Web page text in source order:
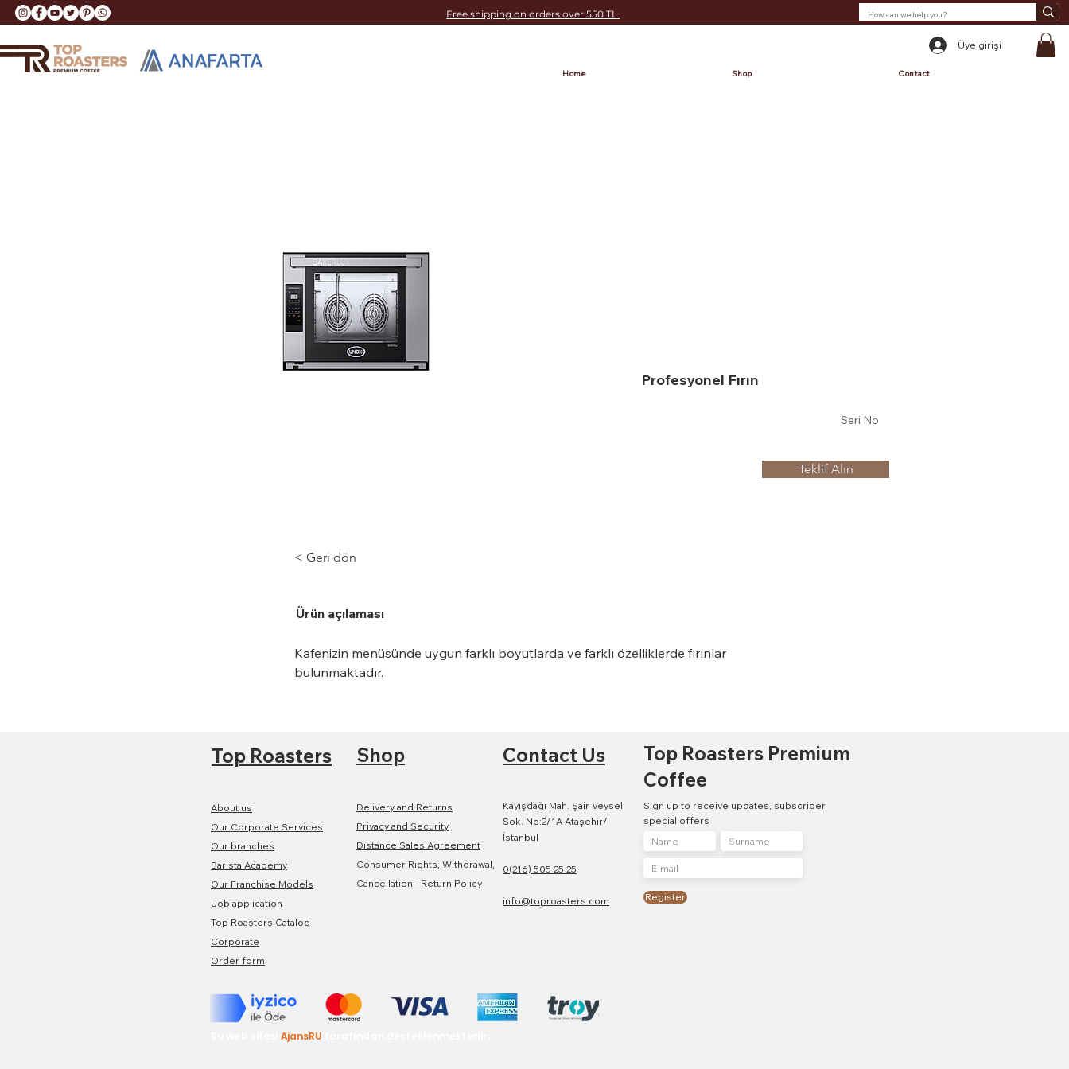
Free shipping on orders over 550 TL
Üye girişi
Home Shop Contact
Profesyonel Fırın
Seri No
Teklif Alın
< Geri dön
Ürün açılaması
Kafenizin menüsünde uygun farklı boyutlarda ve farklı özelliklerde fırınlar
bulunmaktadır.
Top Roasters
Top Roasters Premium
Coffee
Shop Contact Us
About us
Our Corporate Services
Our branches
Barista Academy
Our Franchise Models
Job application
Top Roasters Catalog
Corporate
Order form
Delivery and Returns
Privacy and Security
Distance Sales Agreement
Consumer Rights, Withdrawal,
Cancellation - Return Policy
Kayışdağı Mah. Şair Veysel
Sok. No:2/1A Ataşehir/
İstanbul
0(216) 505 25 25
info@toproasters.com
Sign up to receive updates, subscriber
special offers
Register
AjansRU